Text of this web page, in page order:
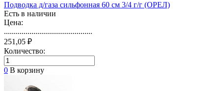
Подводка д/газа сильфонная 60 см 3/4 г/г (ОРЕЛ)
Есть в наличии
Цена:
.............................................
251,05 ₽
Количество:
0 В корзину